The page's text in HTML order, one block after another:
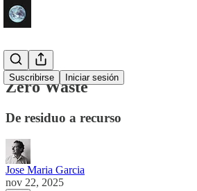
Suscribirse Iniciar sesión
Zero Waste
De residuo a recurso
Jose Maria Garcia
nov 22, 2025